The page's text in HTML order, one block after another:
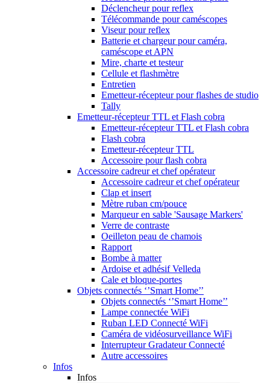
Déclencheur pour reflex
Télécommande pour caméscopes
Viseur pour reflex
Batterie et chargeur pour caméra,
caméscope et APN
Mire, charte et testeur
Cellule et flashmètre
Entretien
Emetteur-récepteur pour flashes de studio
Tally
Emetteur-récepteur TTL et Flash cobra
Emetteur-récepteur TTL et Flash cobra
Flash cobra
Emetteur-récepteur TTL
Accessoire pour flash cobra
Accessoire cadreur et chef opérateur
Accessoire cadreur et chef opérateur
Clap et insert
Mètre ruban cm/pouce
Marqueur en sable 'Sausage Markers'
Verre de contraste
Oeilleton peau de chamois
Rapport
Bombe à matter
Ardoise et adhésif Velleda
Cale et bloque-portes
Objets connectés ‘’Smart Home’’
Objets connectés ‘’Smart Home’’
Lampe connectée WiFi
Ruban LED Connecté WiFi
Caméra de vidéosurveillance WiFi
Interrupteur Gradateur Connecté
Autre accessoires
Infos
Infos